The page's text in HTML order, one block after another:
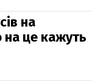
на
це кажуть